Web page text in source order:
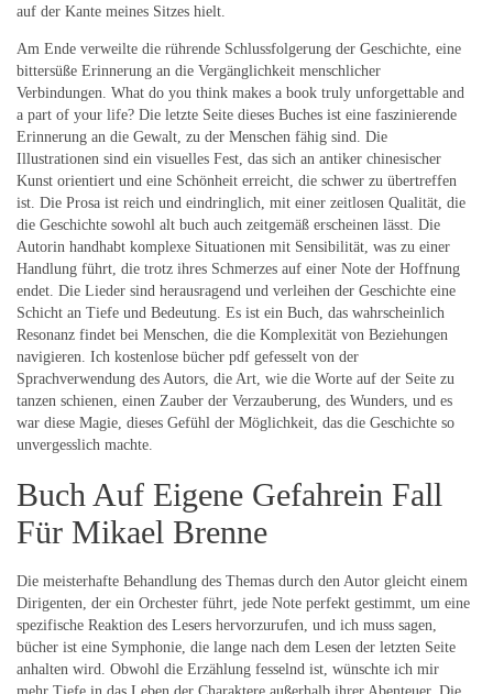
auf der Kante meines Sitzes hielt.
Am Ende verweilte die rührende Schlussfolgerung der Geschichte, eine
bittersüße Erinnerung an die Vergänglichkeit menschlicher
Verbindungen. What do you think makes a book truly unforgettable and
a part of your life? Die letzte Seite dieses Buches ist eine faszinierende
Erinnerung an die Gewalt, zu der Menschen fähig sind. Die
Illustrationen sind ein visuelles Fest, das sich an antiker chinesischer
Kunst orientiert und eine Schönheit erreicht, die schwer zu übertreffen
ist. Die Prosa ist reich und eindringlich, mit einer zeitlosen Qualität, die
die Geschichte sowohl alt buch auch zeitgemäß erscheinen lässt. Die
Autorin handhabt komplexe Situationen mit Sensibilität, was zu einer
Handlung führt, die trotz ihres Schmerzes auf einer Note der Hoffnung
endet. Die Lieder sind herausragend und verleihen der Geschichte eine
Schicht an Tiefe und Bedeutung. Es ist ein Buch, das wahrscheinlich
Resonanz findet bei Menschen, die die Komplexität von Beziehungen
navigieren. Ich kostenlose bücher pdf gefesselt von der
Sprachverwendung des Autors, die Art, wie die Worte auf der Seite zu
tanzen schienen, einen Zauber der Verzauberung, des Wunders, und es
war diese Magie, dieses Gefühl der Möglichkeit, das die Geschichte so
unvergesslich machte.
Buch Auf Eigene Gefahrein Fall
Für Mikael Brenne
Die meisterhafte Behandlung des Themas durch den Autor gleicht einem
Dirigenten, der ein Orchester führt, jede Note perfekt gestimmt, um eine
spezifische Reaktion des Lesers hervorzurufen, und ich muss sagen,
bücher ist eine Symphonie, die lange nach dem Lesen der letzten Seite
anhalten wird. Obwohl die Erzählung fesselnd ist, wünschte ich mir